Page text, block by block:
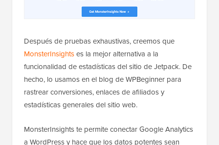
Después de pruebas exhaustivas, creemos que
MonsterInsightses la mejor alternativa a la
funcionalidad de estadísticas del sitio de Jetpack. De
hecho, lo usamos en el blog de WPBeginner para
rastrear conversiones, enlaces de afiliados y
estadísticas generales del sitio web.
MonsterInsights te permite conectar Google Analytics
a WordPress y hace que los datos potentes sean